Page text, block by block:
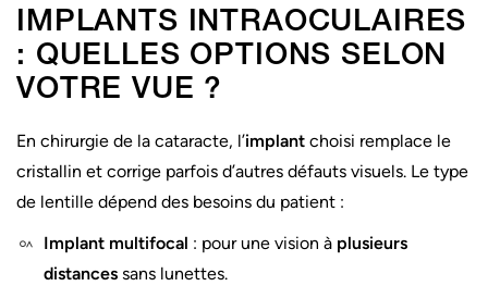
IMPLANTS INTRAOCULAIRES
: QUELLES OPTIONS SELON
VOTRE VUE ?
En chirurgie de la cataracte, l’implant choisi remplace le
cristallin et corrige parfois d’autres défauts visuels. Le type
de lentille dépend des besoins du patient :
Implant multifocal : pour une vision à plusieurs
distances sans lunettes.